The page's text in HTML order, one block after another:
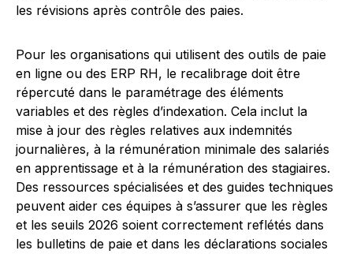
les révisions après contrôle des paies.
Pour les organisations qui utilisent des outils de paie
en ligne ou des ERP RH, le recalibrage doit être
répercuté dans le paramétrage des éléments
variables et des règles d’indexation. Cela inclut la
mise à jour des règles relatives aux indemnités
journalières, à la rémunération minimale des salariés
en apprentissage et à la rémunération des stagiaires.
Des ressources spécialisées et des guides techniques
peuvent aider ces équipes à s’assurer que les règles
et les seuils 2026 soient correctement reflétés dans
les bulletins de paie et dans les déclarations sociales